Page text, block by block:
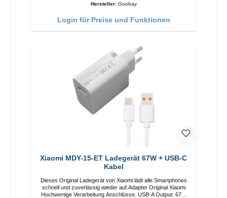
Hersteller: Goobay
Login für Preise und Funktionen
Xiaomi MDY-15-ET Ladegerät 67W + USB-C
Kabel
Dieses Original Ladegerät von Xiaomi lädt alle Smartphones
schnell und zuverlässig wieder auf.Adapter Original Xiaomi
Hochwertige Verarbeitung Anschlüsse: USB-A Output: 67W